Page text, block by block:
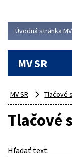
Úvodná stránka
MV SR
MV SR Tlačové
Tlačové
Hľadať text: